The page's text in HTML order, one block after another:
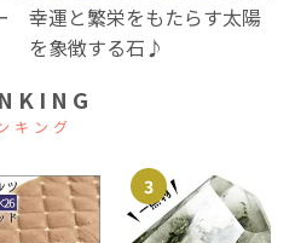
幸運と繁栄をもたらす太陽
を象徴する石♪
キング
3